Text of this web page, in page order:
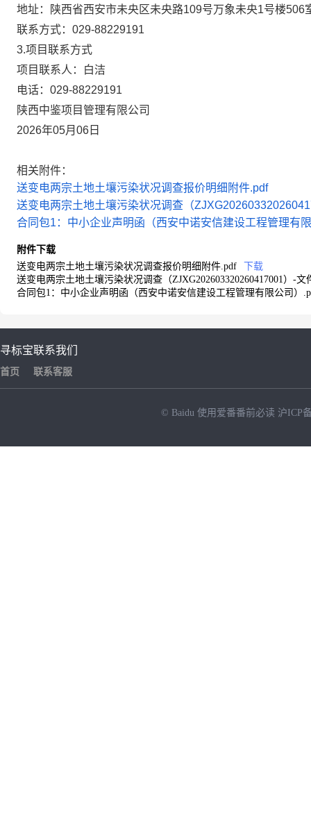
地址：
陕西省西安市未央区未央路109号万象未央1号楼506
联系方式： 029-88229191
3.项目联系方式
项目联系人：
白洁
电话： 029-88229191
陕西中鉴项目管理有限公司
2026年05月06日
相关附件：
送变电两宗土地土壤污染状况调查报价明细附件.pdf
送变电两宗土地土壤污染状况调查（
合同包1：中小企业声明函（西安中诺安信建设工程管理有
附件下载
送变电两宗土地土壤污染状况调查报价明细附件.pdf
下载
送变电两宗土地土壤污染状况调查（ZJXG202603320260417001）-文
合同包1：中小企业声明函（西安中诺安信建设工程管理有限公司）
寻标宝
首页
联系我们
联系客服
© Baidu 使用爱番番前必读 沪ICP